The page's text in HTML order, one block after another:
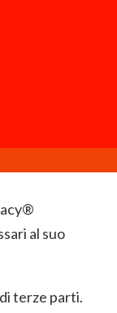
al suo
terze parti.